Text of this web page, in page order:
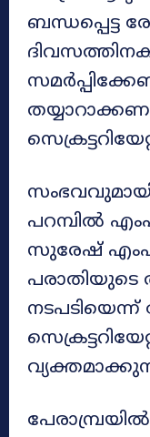
ബന്ധപ്പെട്ട
പറമ്പിൽ
സുരേഷ്
പരാതിയുടെ